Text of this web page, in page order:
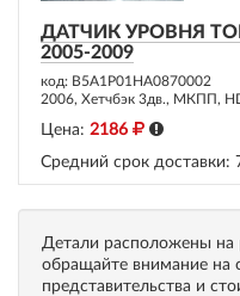
ДАТЧИК УРОВНЯ
2005-2009
код: B5A1P01HA0870002
2006, Хетчбэк 3дв., МКПП,
Цена: 2186
Средний срок доставки:
Детали расположены на
обращайте внимание на
представительства и